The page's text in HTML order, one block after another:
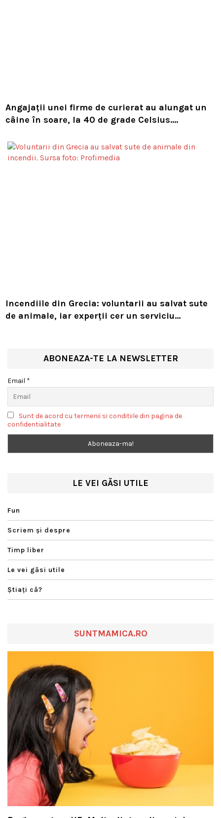
Angajații unei firme de curierat au alungat un
câine în soare, la 40 de grade Celsius.
Incendiile din Grecia: voluntarii au salvat sute
de animale, iar experții cer un serviciu
ABONEAZA-TE LA NEWSLETTER
Email *
Sunt de acord cu termenii si conditiile din pagina de
confidentialitate
LE VEI GĂSI UTILE
Fun
Scriem şi despre
Timp liber
Le vei găsi utile
Ştiaţi că?
SUNTMAMICA.RO